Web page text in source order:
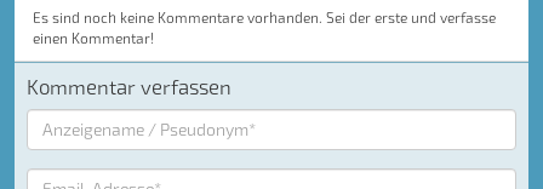
Es sind noch keine Kommentare vorhanden. Sei der erste und verfasse
einen Kommentar!
Kommentar verfassen